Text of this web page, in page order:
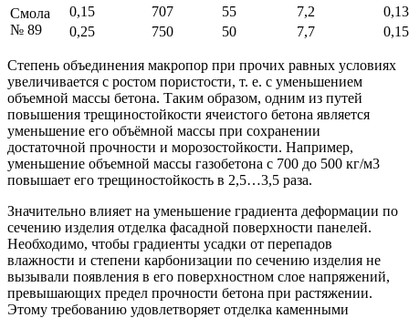
Смола
№ 89
0,15 707 55 7,2
0,25
750 50 7,7
Степень объединения макропор при прочих равных условиях
увеличивается с ростом пористости, т. е. с уменьшением
объемной массы бетона. Таким образом, одним из путей
повышения трещиностойкости ячеистого бетона является
уменьшение его объёмной массы при сохранении
достаточной прочности и морозостойкости. Например,
уменьшение объемной массы газобетона с 700 до 500 кг/м3
повышает его трещиностойкость в 2,5…3,5 раза.
Значительно влияет на уменьшение градиента деформации по
сечению изделия отделка фасадной поверхности панелей.
Необходимо, чтобы градиенты усадки от перепадов
влажности и степени карбонизации по сечению изделия не
вызывали появления в его поверхностном слое напряжений,
превышающих предел прочности бетона при растяжении.
Этому требованию удовлетворяет отделка каменными